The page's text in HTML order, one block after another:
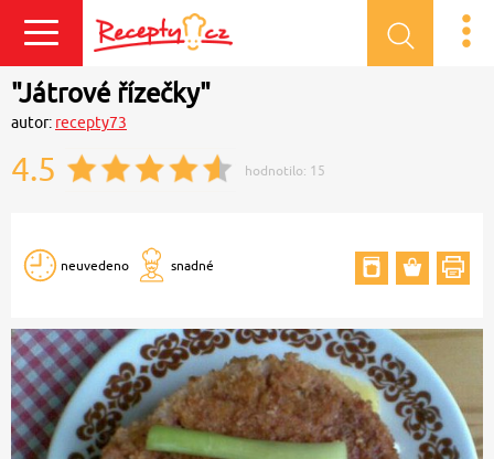
Přihlásit se
"Játrové řízečky"
autor: recepty73
4.5 hodnotilo: 15
neuvedeno snadné